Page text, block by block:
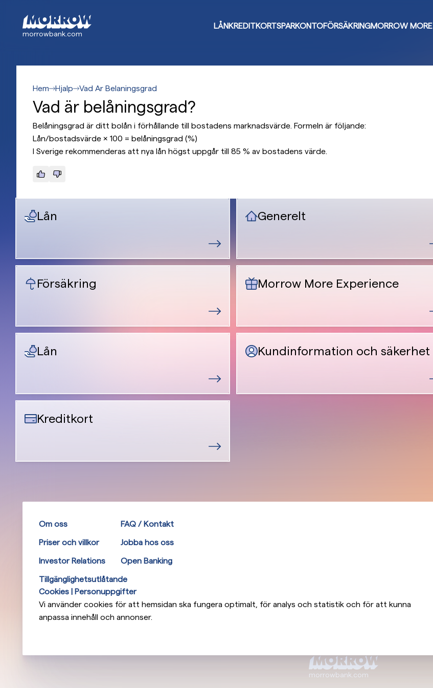
huvudinnehåll
morrowbank.com
LÅNKREDITKORTSPARKONTOFÖRSÄKRINGMORROW MORE
Hem Hjalp Vad Ar Belaningsgrad
Vad är belåningsgrad?
Belåningsgrad är ditt bolån i förhållande till bostadens marknadsvärde. Formeln är följande:
Lån/bostadsvärde × 100 = belåningsgrad (%)
I Sverige rekommenderas att nya lån högst uppgår till 85 % av bostadens värde.
Lån Generelt
Försäkring Morrow More Experience
Lån Kundinformation och säkerhet
Kreditkort
Om oss FAQ / Kontakt
Priser och villkor Jobba hos oss
Investor Relations Open Banking
Tillgänglighetsutlåtande
Cookies | Personuppgifter
Vi använder cookies för att hemsidan ska fungera optimalt, för analys och statistik och för att kunna
anpassa innehåll och annonser.
morrowbank.com